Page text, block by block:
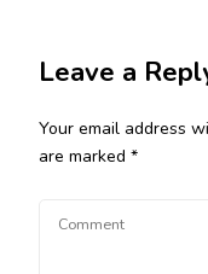
Leave a
Your email address
are marked *